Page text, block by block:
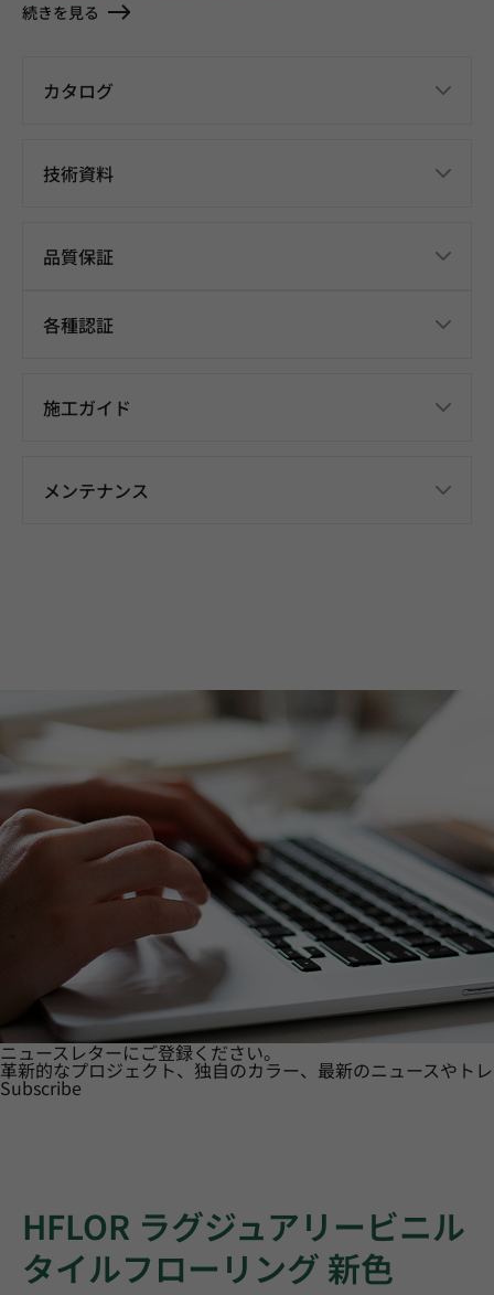
続きを見る
カタログ
技術資料
品質保証
各種認証
施工ガイド
メンテナンス
ニュースレターにご登録ください。
革新的なプロジェクト、独自のカラー、最新のニュースやト
Subscribe
HFLOR ラグジュアリービニル
タイルフローリング 新色